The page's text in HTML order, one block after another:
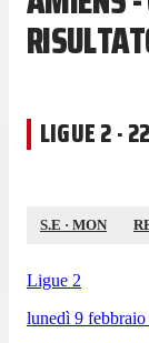
LIGUE 2 ·
S.E · MON
Ligue 2
lunedì 9